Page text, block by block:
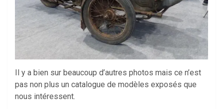
Il y a bien sur beaucoup d’autres photos mais ce n’est
pas non plus un catalogue de modèles exposés que
nous intéressent.